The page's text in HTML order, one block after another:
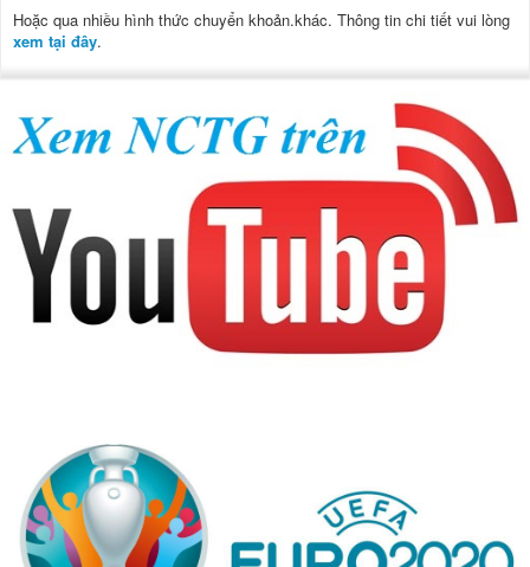
Hoặc qua nhiều hình thức chuyển khoản.khác. Thông tin chi tiết vui lòng
xem tại đây.